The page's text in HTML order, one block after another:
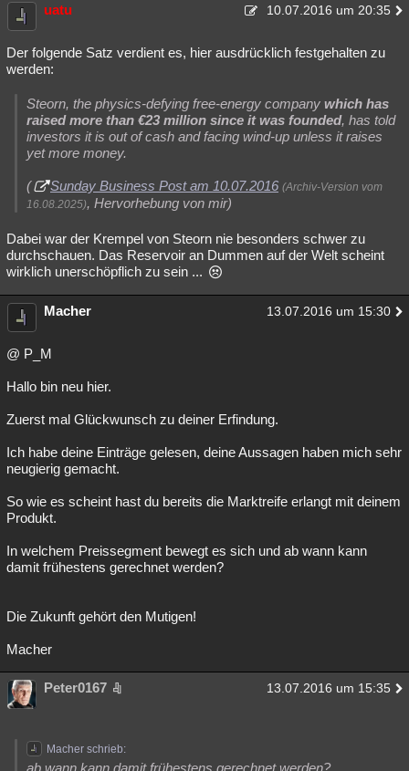
uatu 10.07.2016 um 20:35
Der folgende Satz verdient es, hier ausdrücklich festgehalten zu
werden:
Steorn, the physics-defying free-energy company which has
raised more than €23 million since it was founded, has told
investors it is out of cash and facing wind-up unless it raises
yet more money.
( Sunday Business Post am 10.07.2016 (Archiv-Version vom
16.08.2025), Hervorhebung von mir)
Dabei war der Krempel von Steorn nie besonders schwer zu
durchschauen. Das Reservoir an Dummen auf der Welt scheint
wirklich unerschöpflich zu sein ...
Macher 13.07.2016 um 15:30
@ P_M
Hallo bin neu hier.
Zuerst mal Glückwunsch zu deiner Erfindung.
Ich habe deine Einträge gelesen, deine Aussagen haben mich sehr
neugierig gemacht.
So wie es scheint hast du bereits die Marktreife erlangt mit deinem
Produkt.
In welchem Preissegment bewegt es sich und ab wann kann
damit frühestens gerechnet werden?
Die Zukunft gehört den Mutigen!
Macher
Peter0167 13.07.2016 um 15:35
Macher schrieb:
ab wann kann damit frühestens gerechnet werden?